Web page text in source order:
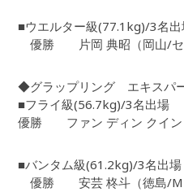
■ウエルター級(77.1kg)/3名
優勝 片岡 典昭（岡山/セ
◆グラップリング エキスパ
■フライ級(56.7kg)/3名出場
優勝 ファン ディン クイン
■バンタム級(61.2kg)/3名出場
優勝 安芸 柊斗（徳島/